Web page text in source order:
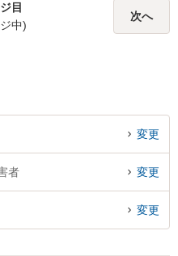
前の情熱で手厚
せていただきま
目
中)
次へ
変更
者 変更
変更